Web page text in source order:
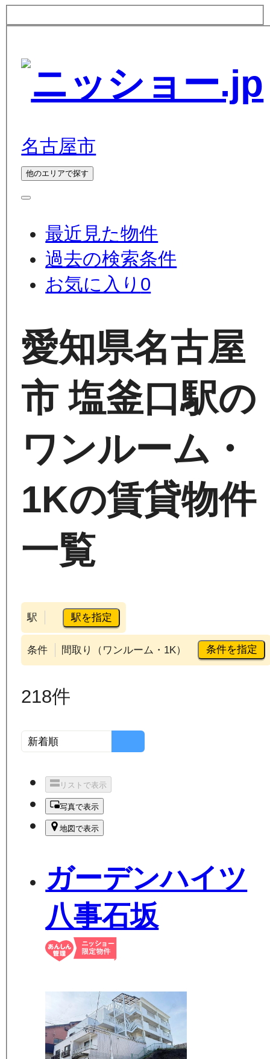
名古屋市
他のエリアで探す
最近見た物件
過去の検索条件
お気に入り 0
愛知県名古屋
市 塩釜口駅の
ワンルーム・
1Kの賃貸物件
一覧
駅 駅を指定
条件 間取り（ワンルーム・1K） 条件を指定
218件
リストで表示
写真で表示
地図で表示
ガーデンハイツ
八事石坂